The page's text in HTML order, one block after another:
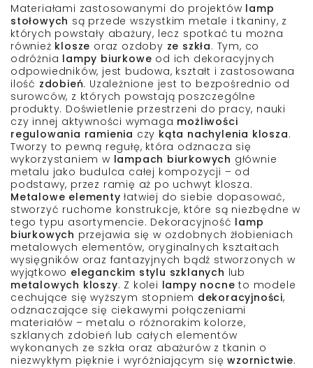
Materiałami zastosowanymi do projektów lamp
stołowych są przede wszystkim metale i tkaniny, z
których powstały abażury, lecz spotkać tu można
również klosze oraz ozdoby ze szkła. Tym, co
odróżnia lampy biurkowe od ich dekoracyjnych
odpowiedników, jest budowa, kształt i zastosowana
ilość zdobień. Uzależnione jest to bezpośrednio od
surowców, z których powstają poszczególne
produkty. Doświetlenie przestrzeni do pracy, nauki
czy innej aktywności wymaga możliwości
regulowania ramienia czy kąta nachylenia klosza.
Tworzy to pewną regułę, która odznacza się
wykorzystaniem w lampach biurkowych głównie
metalu jako budulca całej kompozycji – od
podstawy, przez ramię aż po uchwyt klosza.
Metalowe elementy łatwiej do siebie dopasować,
stworzyć ruchome konstrukcje, które są niezbędne w
tego typu asortymencie. Dekoracyjność lamp
biurkowych przejawia się w ozdobnych żłobieniach
metalowych elementów, oryginalnych kształtach
wysięgników oraz fantazyjnych bądź stworzonych w
wyjątkowo eleganckim stylu szklanych lub
metalowych kloszy. Z kolei lampy nocne to modele
cechujące się wyższym stopniem dekoracyjności,
odznaczające się ciekawymi połączeniami
materiałów – metalu o różnorakim kolorze,
szklanych zdobień lub całych elementów
wykonanych ze szkła oraz abażurów z tkanin o
niezwykłym pięknie i wyróżniającym sięwzornictwie.